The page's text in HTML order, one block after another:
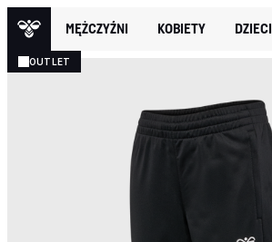
MĘŻCZYŹNI KOBIETY DZIECI
OUTLET